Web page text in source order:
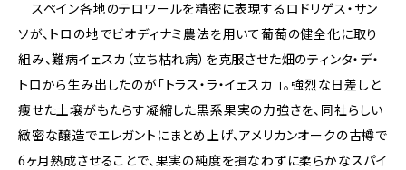
スペイン各地のテロワールを精密に表現するロドリゲス・サン
ソが、トロの地でビオディナミ農法を用いて葡萄の健全化に取り
組み、難病イェスカ（立ち枯れ病）を克服させた畑のティンタ・デ・
トロから生み出したのが「トラス・ラ・イェスカ 」。強烈な日差しと
痩せた土壌がもたらす凝縮した黒系果実の力強さを、同社らしい
緻密な醸造でエレガントにまとめ上げ、アメリカンオークの古樽で
6ヶ月熟成させることで、果実の純度を損なわずに柔らかなスパイ